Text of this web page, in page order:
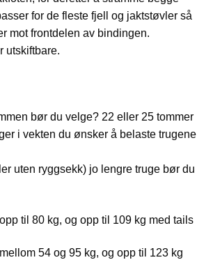
for de fleste fjell og jaktstøvler så
mot frontdelen av bindingen.
utskiftbare.
bør du velge? 22 eller 25 tommer
i vekten du ønsker å belaste trugene
uten ryggsekk) jo lengre truge bør du
til 80 kg, og opp til 109 kg med tails
54 og 95 kg, og opp til 123 kg